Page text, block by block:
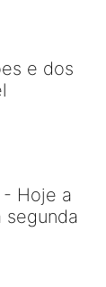
e dos
- Hoje a
segunda